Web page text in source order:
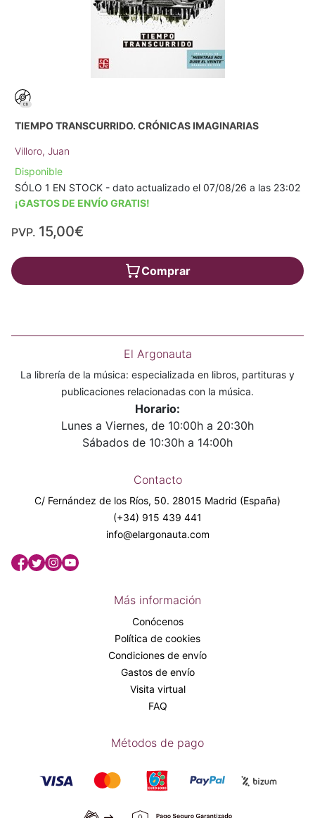
TIEMPO TRANSCURRIDO. CRÓNICAS IMAGINARIAS
Villoro, Juan
Disponible
SÓLO 1 EN STOCK - dato actualizado el 07/08/26 a las 23:02
¡GASTOS DE ENVÍO GRATIS!
PVP. 15,00€
Comprar
El Argonauta
La librería de la música: especializada en libros, partituras y
publicaciones relacionadas con la música.
Horario:
Lunes a Viernes, de 10:00h a 20:30h
Sábados de 10:30h a 14:00h
Contacto
C/ Fernández de los Ríos, 50. 28015 Madrid (España)
(+34) 915 439 441
info@elargonauta.com
Más información
Conócenos
Política de cookies
Condiciones de envío
Gastos de envío
Visita virtual
FAQ
Métodos de pago